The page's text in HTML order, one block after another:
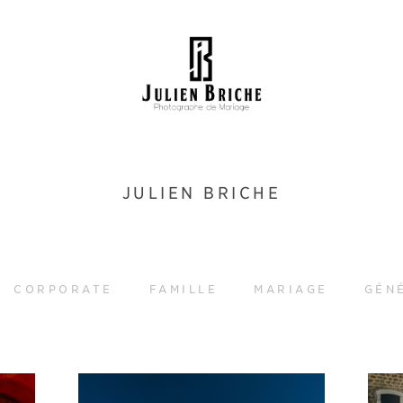
JULIEN BRICHE
CORPORATE FAMILLE MARIAGE